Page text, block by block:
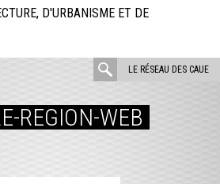
D'URBANISME ET DE
LE RÉSEAU DES CAUE
rechercher
REGION-WEB